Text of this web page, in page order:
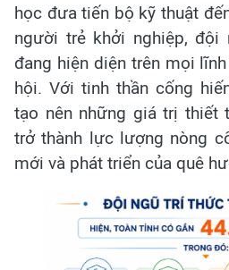
học đưa tiến bộ kỹ thuật
người trẻ khởi nghiệp, đội
đang hiện diện trên mọi
hội. Với tinh thần cống
tạo nên những giá trị thiết
trở thành lực lượng nòng
mới và phát triển của quê